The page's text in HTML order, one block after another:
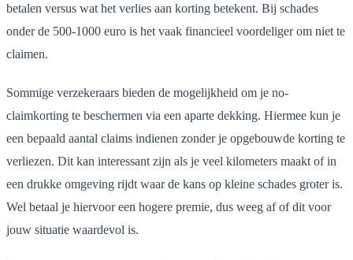
betalen versus wat het verlies aan korting betekent. Bij schades
onder de 500-1000 euro is het vaak financieel voordeliger om niet te
claimen.
Sommige verzekeraars bieden de mogelijkheid om je no-
claimkorting te beschermen via een aparte dekking. Hiermee kun je
een bepaald aantal claims indienen zonder je opgebouwde korting te
verliezen. Dit kan interessant zijn als je veel kilometers maakt of in
een drukke omgeving rijdt waar de kans op kleine schades groter is.
Wel betaal je hiervoor een hogere premie, dus weeg af of dit voor
jouw situatie waardevol is.